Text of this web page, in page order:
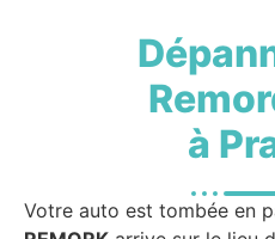
à
Votre auto est tombée en